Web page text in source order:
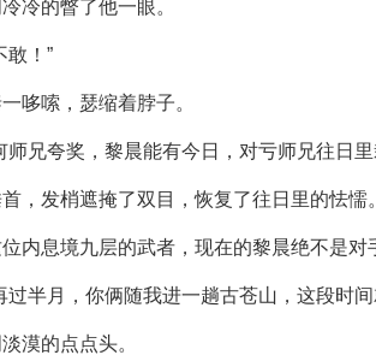
冷的瞥了他一眼。
敢！”
哆嗦，瑟缩着脖子。
师兄夸奖，黎晨能有今日，对亏师兄往日
，发梢遮掩了双目，恢复了往日里的怯懦。
内息境九层的武者，现在的黎晨绝不是对
过半月，你俩随我进一趟古苍山，这段时
漠的点点头。